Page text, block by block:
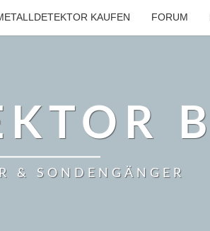
KAUFEN FORUM
& SONDENGÄNGER